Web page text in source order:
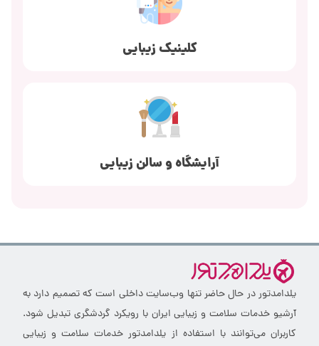
کلینیک زیبایی
آرایشگاه و سالن زیبایی
یلدامدتور در حال حاضر تنها وب‌سایت داخلی است که تصمیم دارد به
آرشیو خدمات سلامت و زیبایی ایران با رویکرد گردشگری تبدیل شود.
کاربران می‌توانند با استفاده از یلدامدتور خدمات سلامت و زیبایی